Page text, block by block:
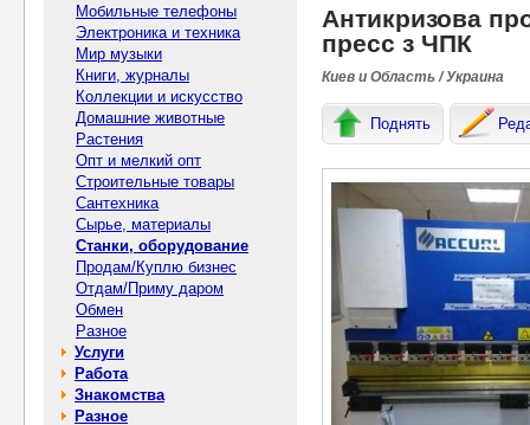
Мобильные телефоны
Электроника и техника
Мир музыки
Книги, журналы
Коллекции и искусство
Домашние животные
Растения
Опт и мелкий опт
Строительные товары
Сантехника
Сырье, материалы
Станки, оборудование
Продам/Куплю бизнес
Отдам/Приму даром
Обмен
Разное
Услуги
Работа
Знакомства
Разное
Антикризова
пресс з ЧПК
Киев и Область / Украина
Поднять